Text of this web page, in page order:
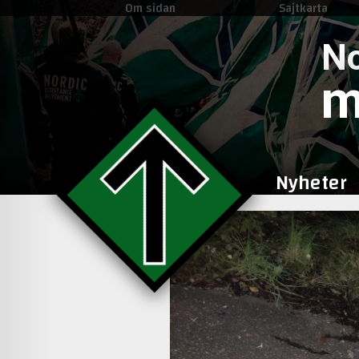
Om sidan Sajtkarta
Nyheter